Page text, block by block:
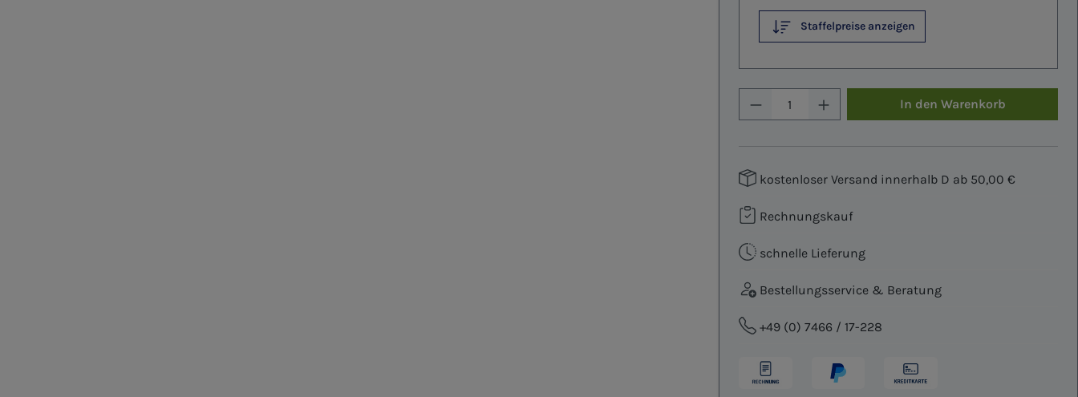
Staffelpreise anzeigen
Produkt Anzahl: Gib den
In den Warenkorb
kostenloser Versand innerhalb D ab 50,00 €
Rechnungskauf
schnelle Lieferung
Bestellungsservice & Beratung
+49 (0) 7466 / 17-228